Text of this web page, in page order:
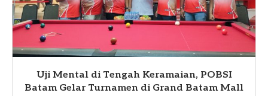
Uji Mental di Tengah Keramaian, POBSI
Batam Gelar Turnamen di Grand Batam Mall